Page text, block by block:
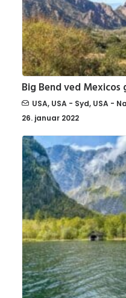
Big Bend ved Mexicos
USA, USA - Syd, USA -
26. januar 2022